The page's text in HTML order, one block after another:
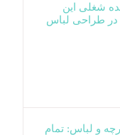
شغلی این
طراحی لباس
و لباس: تمام